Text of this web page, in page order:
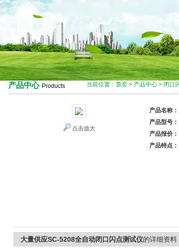
产品中心 Products 当前位置： 首页 > 产品中心 > 闭口
点击放大
产品名称：
产品型号：
产品报价：
产品特点：
大量供应SC-5208全自动闭口闪点测试仪的详细资料